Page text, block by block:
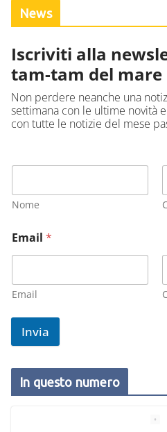
News
Iscriviti alla
tam-tam del mare
Non perdere neanche una
settimana con le ultime novità
con tutte le notizie del mese
Nome
Email *
Email
Invia
In questo numero